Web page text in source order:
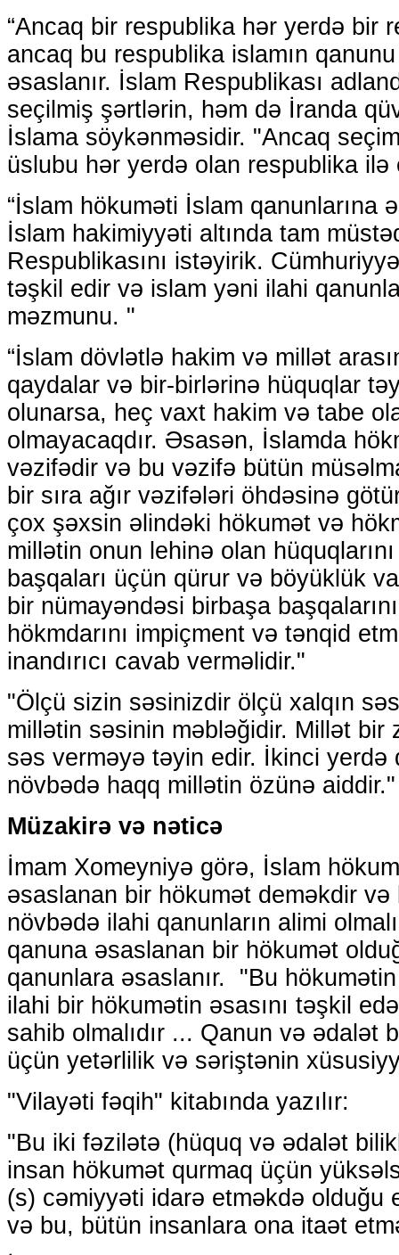
“Ancaq bir respublika hər yerdə bir
ancaq bu respublika islamın
əsaslanır. İslam Respublikası
seçilmiş şərtlərin, həm də İranda
İslama söykənməsidir. "Ancaq
üslubu hər yerdə olan respublika ilə
“İslam hökuməti İslam qanunlarına
İslam hakimiyyəti altında tam
Respublikasını istəyirik.
təşkil edir və islam yəni ilahi
məzmunu. "
“İslam dövlətlə hakim və millət
qaydalar və bir-birlərinə hüquqlar
olunarsa, heç vaxt hakim və tabe
olmayacaqdır. Əsasən, İslamda
vəzifədir və bu vəzifə bütün
bir sıra ağır vəzifələri öhdəsinə
çox şəxsin əlindəki hökumət və
millətin onun lehinə olan
başqaları üçün qürur və böyüklük
bir nümayəndəsi birbaşa
hökmdarını impiçment və tənqid
inandırıcı cavab verməlidir."
"Ölçü sizin səsinizdir ölçü xalqın
millətin səsinin məbləğidir. Millət bir
səs verməyə təyin edir. İkinci yerdə
növbədə haqq millətin özünə aiddir."
Müzakirə və nəticə
İmam Xomeyniyə görə, İslam
əsaslanan bir hökumət deməkdir və
növbədə ilahi qanunların alimi
qanuna əsaslanan bir hökumət
qanunlara əsaslanır. "Bu
ilahi bir hökumətin əsasını təşkil
sahib olmalıdır ... Qanun və ədalət
üçün yetərlilik və səriştənin
"Vilayəti fəqih" kitabında yazılır:
"Bu iki fəzilətə (hüquq və ədalət
insan hökumət qurmaq üçün
(s) cəmiyyəti idarə etməkdə olduğu
və bu, bütün insanlara ona itaət